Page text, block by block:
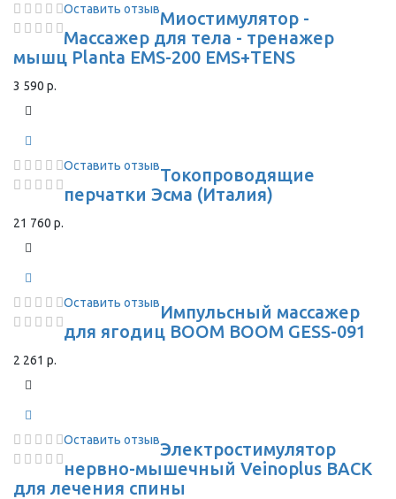
Оставить отзывМиостимулятор -
Массажер для тела - тренажер
мышц Planta EMS-200 EMS+TENS
3 590 р.
Оставить отзывТокопроводящие
перчатки Эсма (Италия)
21 760 р.
Оставить отзывИмпульсный массажер
для ягодиц BOOM BOOM GESS-091
2 261 р.
Оставить отзывЭлектростимулятор
нервно-мышечный Veinoplus BACK
для лечения спины